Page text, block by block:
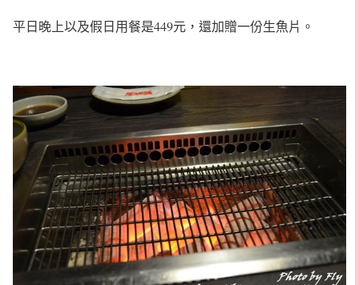
平日晚上以及假日用餐是449元，還加贈一份生魚片。